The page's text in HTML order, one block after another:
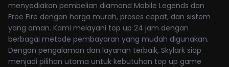
menyediakan pembelian diamond Mobile Legends dan
Free Fire dengan harga murah, proses cepat, dan sistem
yang aman. Kami melayani top up 24 jam dengan
berbagai metode pembayaran yang mudah digunakan.
Dengan pengalaman dan layanan terbaik, Skylark siap
menjadi pilihan utama untuk kebutuhan top up game